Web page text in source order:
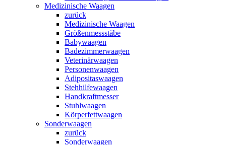
Medizinische Waagen
zurück
Medizinische Waagen
Größenmessstäbe
Babywaagen
Badezimmerwaagen
Veterinärwaagen
Personenwaagen
Adipositaswaagen
Stehhilfewaagen
Handkraftmesser
Stuhlwaagen
Körperfettwaagen
Sonderwaagen
zurück
Sonderwaagen